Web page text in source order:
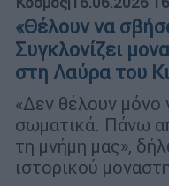
«Θέλουν να
Συγκλονίζει
στη Λαύρα του
«Δεν θέλουν
σωματικά. Πάνω
τη μνήμη μας»,
ιστορικού